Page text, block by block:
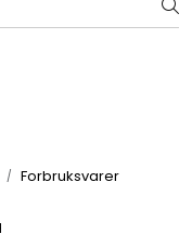
Les mer!
Forbruksvarer